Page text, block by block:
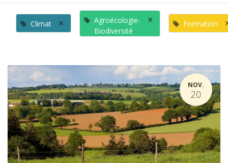
Climat ×
Agroécologie-
Biodiversité
× Formation
NOV.
20